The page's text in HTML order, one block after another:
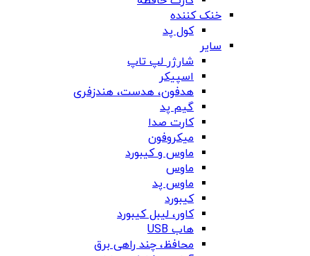
خنک کننده
کول پد
سایر
شارژر لپ تاپ
اسپیکر
هدفون، هدست، هندزفری
گیم پد
کارت صدا
میکروفون
ماوس و کیبورد
ماوس
ماوس پد
کیبورد
کاور، لیبل کیبورد
هاب USB
محافظ، چند راهی برق